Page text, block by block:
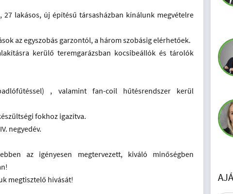
27 lakásos, új építésű társasházban kínálunk megvételre
az egyszobás garzontól, a három szobásig elérhetőek.
kerülő teremgarázsban kocsibeállók és tárolók
, valamint fan-coil hűtésrendszer kerül
fokhoz igazítva.
negyedév.
az igényesen megtervezett, kiváló minőségben
megtisztelő hívását!